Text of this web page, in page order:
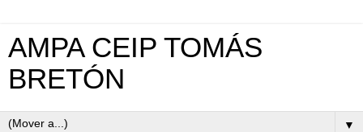
AMPA CEIP TOMÁS
BRETÓN
▼